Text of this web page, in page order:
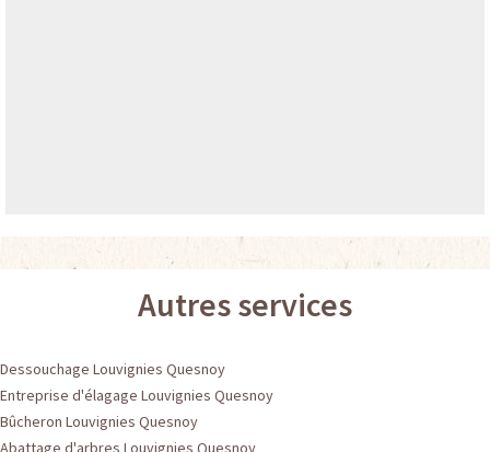
Autres services
Dessouchage Louvignies Quesnoy
Entreprise d'élagage Louvignies Quesnoy
Bûcheron Louvignies Quesnoy
Abattage d'arbres Louvignies Quesnoy